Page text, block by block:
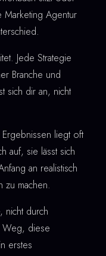
Agentur
Jede Strategie
Branche und
sich dir an, nicht
liegt oft
auf, sie lässt sich
an realistisch
zu machen.
nicht durch
Weg, diese
erstes